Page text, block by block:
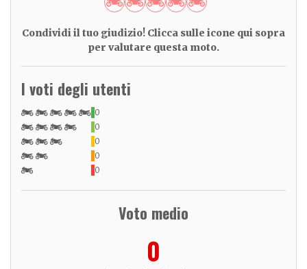
Condividi il tuo giudizio! Clicca sulle icone qui sopra
per valutare questa moto.
I voti degli utenti
0
0
0
0
0
Voto medio
0